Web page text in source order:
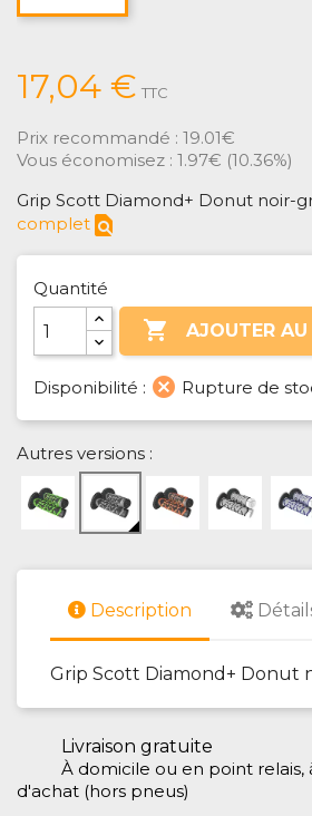
17,04 € TTC
Prix recommandé : 19.01€
Vous économisez : 1.97€ (10.36%)
Grip Scott Diamond+ Donut noir-
complet find_in_page
Quantité
 AJOUTER AU
Disponibilité : cancel Rupture de
Autres versions :
Description
Grip Scott Diamond+ Donut
Livraison gratuite
À domicile ou en point relais,
d'achat (hors pneus)